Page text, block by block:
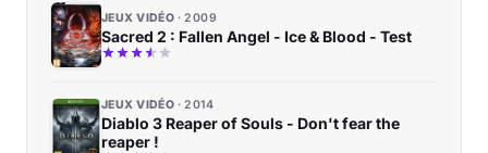
JEUX VIDÉO 2009
Sacred 2 : Fallen Angel - Ice & Blood - Test
JEUX VIDÉO 2014
Diablo 3 Reaper of Souls - Don't fear the
reaper !